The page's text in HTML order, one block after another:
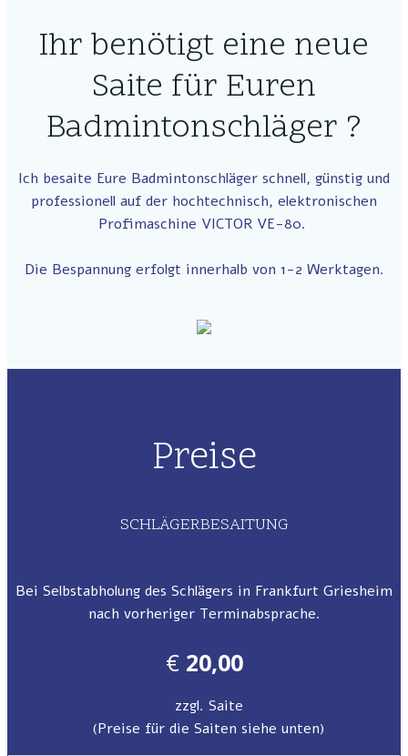
Ihr benötigt eine neue
Saite für Euren
Badmintonschläger ?
Ich besaite Eure Badmintonschläger schnell, günstig und
professionell auf der hochtechnisch, elektronischen
Profimaschine VICTOR VE-80.
Die Bespannung erfolgt innerhalb von 1-2 Werktagen.
Preise
SCHLÄGERBESAITUNG
Bei Selbstabholung des Schlägers in Frankfurt Griesheim
nach vorheriger Terminabsprache.
€ 20,00
zzgl. Saite
(Preise für die Saiten siehe unten)